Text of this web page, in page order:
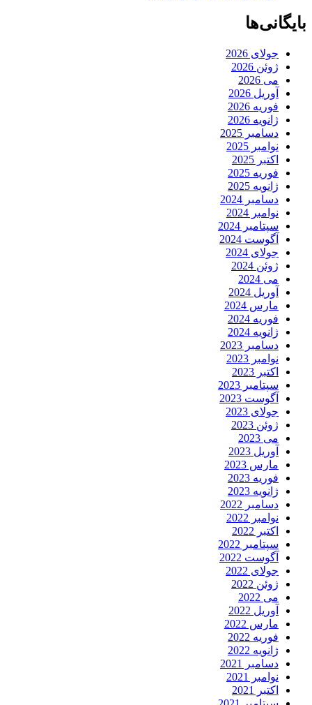
بایگانی‌ها
جولای 2026
ژوئن 2026
می 2026
آوریل 2026
فوریه 2026
ژانویه 2026
دسامبر 2025
نوامبر 2025
اکتبر 2025
فوریه 2025
ژانویه 2025
دسامبر 2024
نوامبر 2024
سپتامبر 2024
آگوست 2024
جولای 2024
ژوئن 2024
می 2024
آوریل 2024
مارس 2024
فوریه 2024
ژانویه 2024
دسامبر 2023
نوامبر 2023
اکتبر 2023
سپتامبر 2023
آگوست 2023
جولای 2023
ژوئن 2023
می 2023
آوریل 2023
مارس 2023
فوریه 2023
ژانویه 2023
دسامبر 2022
نوامبر 2022
اکتبر 2022
سپتامبر 2022
آگوست 2022
جولای 2022
ژوئن 2022
می 2022
آوریل 2022
مارس 2022
فوریه 2022
ژانویه 2022
دسامبر 2021
نوامبر 2021
اکتبر 2021